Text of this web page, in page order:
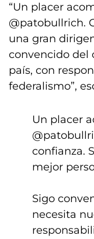
“Un placer
@patobullrich.
una gran
convencido del
país, con
federalismo”,
Un placer
confianza.
mejor
Sigo
necesita